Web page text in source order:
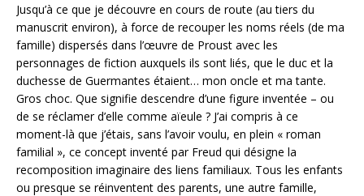
Jusqu’à ce que je découvre en cours de route (au tiers du
manuscrit environ), à force de recouper les noms réels (de ma
famille) dispersés dans l’œuvre de Proust avec les
personnages de fiction auxquels ils sont liés, que le duc et la
duchesse de Guermantes étaient… mon oncle et ma tante.
Gros choc. Que signifie descendre d’une figure inventée – ou
de se réclamer d’elle comme aïeule ? J’ai compris à ce
moment-là que j’étais, sans l’avoir voulu, en plein « roman
familial », ce concept inventé par Freud qui désigne la
recomposition imaginaire des liens familiaux. Tous les enfants
ou presque se réinventent des parents, une autre famille,